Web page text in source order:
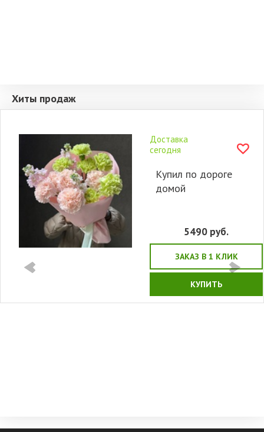
Хиты продаж
Доставка
сегодня
Купил по дороге
домой
5490 руб.
ЗАКАЗ В 1 КЛИК
КУПИТЬ